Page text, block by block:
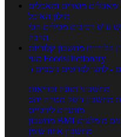
מוצרים ומאכלים
מילון האוכל
ע"פ רכיבים מכילים הכי
הרבה
קלוריות מחשבון קלוריות
מנוי FoodsDictionary
- לחצו לפרטים נוספים
מחשבוני תזונה ובריאות
מחשבון דופק מטרה יחס
מותניים לירכיים
מחשבון BMI מומלצים
מחשבון אחוז שומן